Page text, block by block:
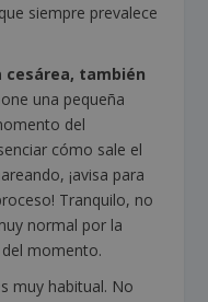
siempre prevalece
cesárea, también
una pequeña
del
cómo sale el
¡avisa para
Tranquilo, no
normal por la
momento.
muy habitual. No